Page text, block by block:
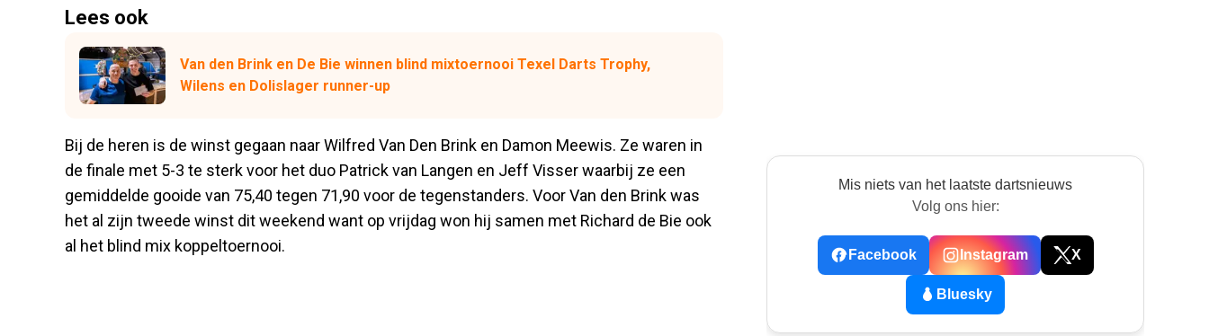
Lees ook
Van den Brink en De Bie winnen blind mixtoernooi Texel Darts Trophy,
Wilens en Dolislager runner-up
Bij de heren is de winst gegaan naar Wilfred Van Den Brink en Damon Meewis. Ze waren in
de finale met 5-3 te sterk voor het duo Patrick van Langen en Jeff Visser waarbij ze een
gemiddelde gooide van 75,40 tegen 71,90 voor de tegenstanders. Voor Van den Brink was
het al zijn tweede winst dit weekend want op vrijdag won hij samen met Richard de Bie ook
al het blind mix koppeltoernooi.
Mis niets van het laatste dartsnieuws
Volg ons hier:
Facebook Instagram X
Bluesky